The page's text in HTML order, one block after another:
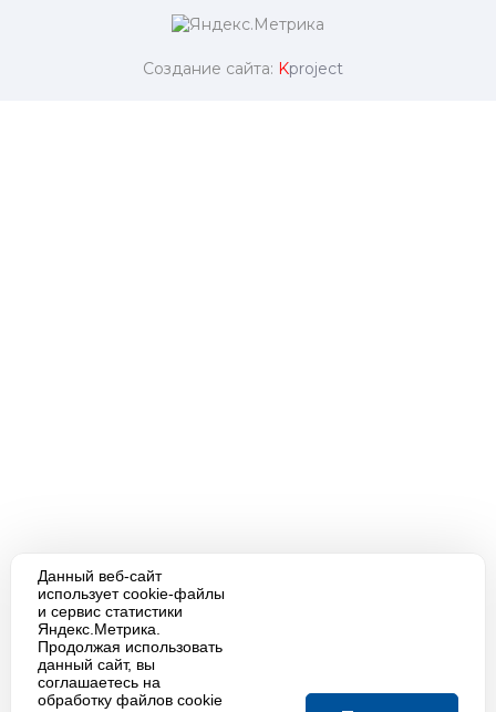
Создание сайта: Kproject
Данный веб-сайт
использует cookie-файлы
и сервис статистики
Яндекс.Метрика.
Продолжая использовать
данный сайт, вы
соглашаетесь на
обработку файлов cookie